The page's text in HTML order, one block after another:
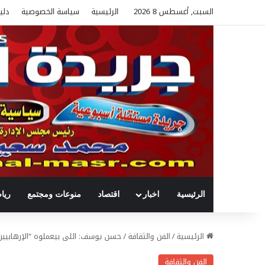
السبت, أغسطس 8 2026 الرئيسية سياسة الخصوصية
الرئيسية اخبار اقتصاد منوعات ومجتمع
الرئيسية/الفن والثقافة/حسن يوسف: اللى بيعملوه
الفن والثقافة